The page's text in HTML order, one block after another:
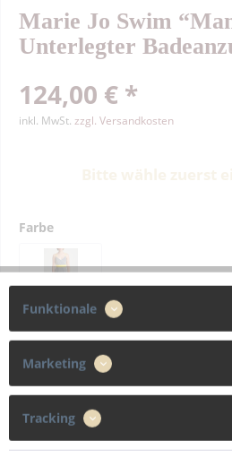
Marie Jo Swim
Unterlegter
124,00 € *
inkl. MwSt. zzgl. Versandkosten
Farbe
Größe
B D
Funktionale
Marketing
Tracking